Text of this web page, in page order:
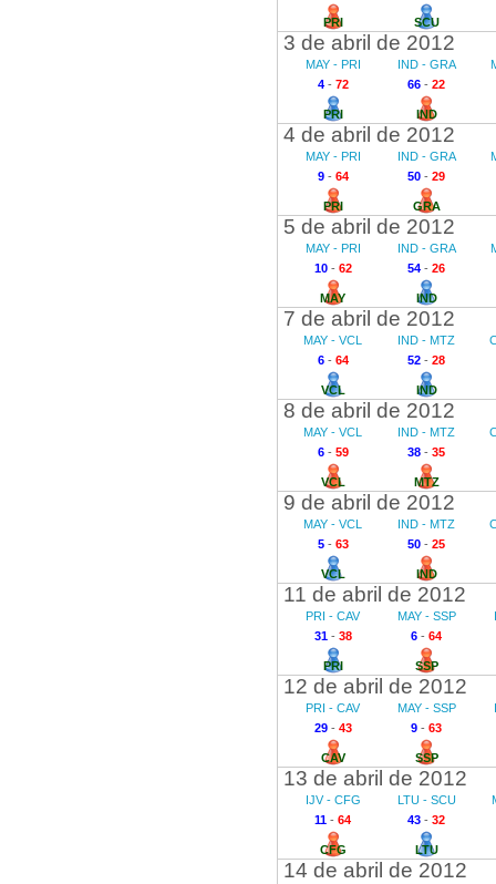
PRI SCU
3 de abril de 2012
MAY - PRI
4- 72
PRI
IND - GRA
66 - 22
IND
4 de abril de 2012
MAY - PRI
9- 64
PRI
IND - GRA
50 - 29
GRA
5 de abril de 2012
MAY - PRI
10- 62
MAY
IND - GRA
54 - 26
IND
7 de abril de 2012
MAY - VCL
6- 64
VCL
IND - MTZ
52 - 28
IND
8 de abril de 2012
MAY - VCL
6- 59
VCL
IND - MTZ
38 - 35
MTZ
9 de abril de 2012
MAY - VCL
5- 63
VCL
IND - MTZ
50 - 25
IND
11 de abril de 2012
PRI - CAV
31- 38
PRI
MAY - SSP
6 - 64
SSP
12 de abril de 2012
PRI - CAV
29- 43
CAV
MAY - SSP
9 - 63
SSP
13 de abril de 2012
IJV - CFG
11 - 64
CFG
LTU - SCU
43 - 32
LTU
14 de abril de 2012